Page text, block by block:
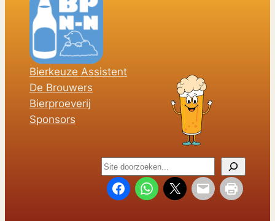
Bierkeuze Assistent
De Brouwers
Bierproeverij
Sponsors
Z